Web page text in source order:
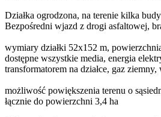
Działka ogrodzona, na terenie kilka
Bezpośredni wjazd z drogi asfaltowej,
wymiary działki 52x152 m,
dostępne wszystkie media, energia
transformatorem na działce, gaz
możliwość powiększenia terenu o
łącznie do powierzchni 3,4 ha